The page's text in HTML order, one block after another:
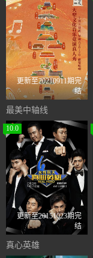
更新至20210911期完
结
最美中轴线
10.0
更新至20151023期完
结
真心英雄